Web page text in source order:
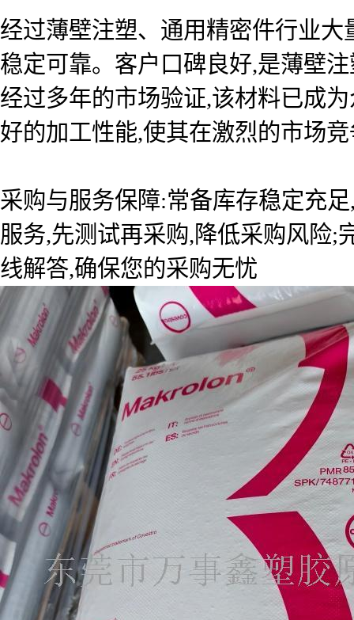
经过薄壁注塑、通用精密件行业
稳定可靠。客户口碑良好,是薄壁
经过多年的市场验证,该材料已成
好的加工性能,使其在激烈的市场
采购与服务保障:常备库存稳定充
服务,先测试再采购,降低采购风险;
线解答,确保您的采购无忧